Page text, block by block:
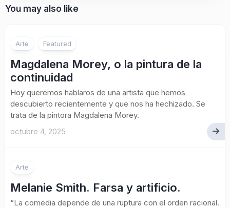
You may also like
Arte Featured
Magdalena Morey, o la pintura de la
continuidad
Hoy queremos hablaros de una artista que hemos
descubierto recientemente y que nos ha hechizado. Se
trata de la pintora Magdalena Morey.
octubre 4, 2025
Arte
Melanie Smith. Farsa y artificio.
“La comedia depende de una ruptura con el orden racional.